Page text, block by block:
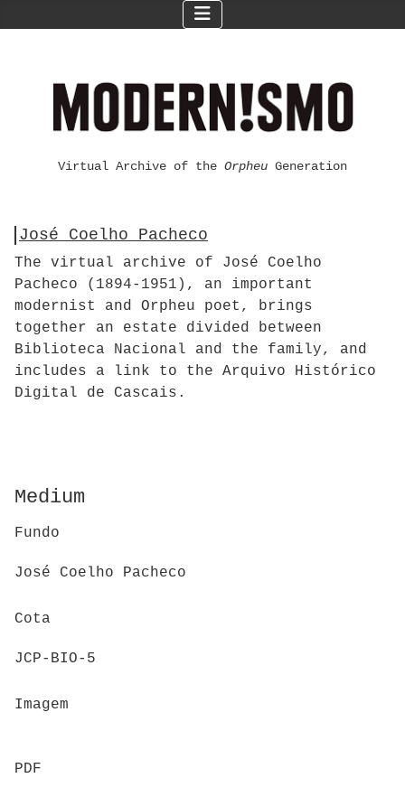
Virtual Archive of the Orpheu Generation
José Coelho Pacheco
The virtual archive of José Coelho
Pacheco (1894-1951), an important
modernist and Orpheu poet, brings
together an estate divided between
Biblioteca Nacional and the family, and
includes a link to the Arquivo Histórico
Digital de Cascais.
Medium
Fundo
José Coelho Pacheco
Cota
JCP-BIO-5
Imagem
PDF